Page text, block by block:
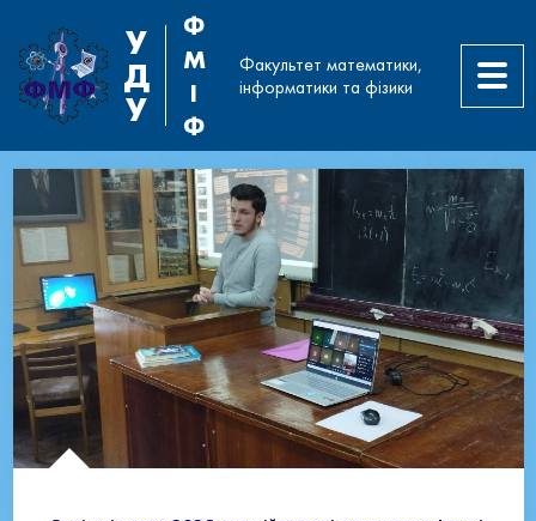
У
Д
У
Ф
М
І
Ф
Факультет математики,
інформатики та фізики